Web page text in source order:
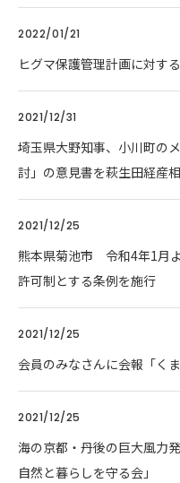
2022/01/21
ヒグマ保護管理計画に対
2021/12/31
埼玉県大野知事、小川町の
討」の意見書を萩生田経産
2021/12/25
熊本県菊池市 令和4年1月
許可制とする条例を施行
2021/12/25
会員のみなさんに会報「く
2021/12/25
海の京都・丹後の巨大風力
自然と暮らしを守る会」